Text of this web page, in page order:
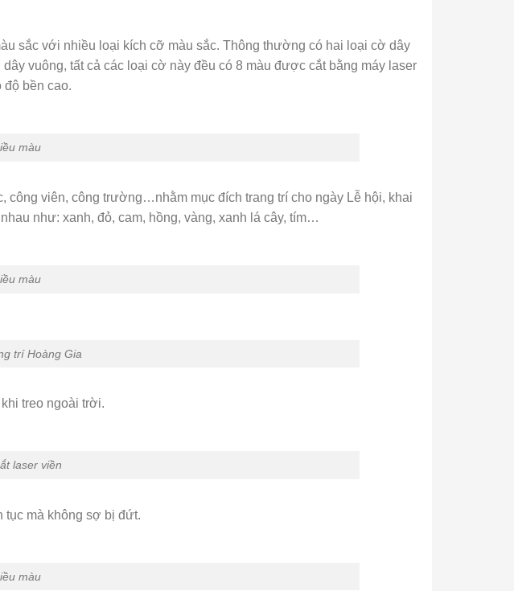
sắc với nhiều loại kích cỡ màu sắc. Thông thường có hai loại cờ dây
vuông, tất cả các loại cờ này đều có 8 màu được cắt bằng máy laser
bền cao.
màu
viên, công trường…nhằm mục đích trang trí cho ngày Lễ hội, khai
như: xanh, đỏ, cam, hồng, vàng, xanh lá cây, tím…
màu
trí Hoàng Gia
treo ngoài trời.
laser viền
tục mà không sợ bị đứt.
màu